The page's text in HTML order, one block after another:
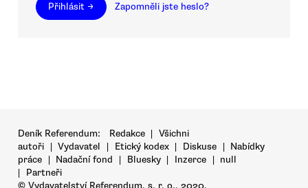
Přihlásit → Zapomněli jste heslo?
Deník Referendum: Redakce | Všichni
autoři | Vydavatel | Etický kodex | Diskuse | Nabídky
práce | Nadační fond | Bluesky | Inzerce | null
|
Partneři
© Vydavatelství Referendum, s. r. o., 2020.